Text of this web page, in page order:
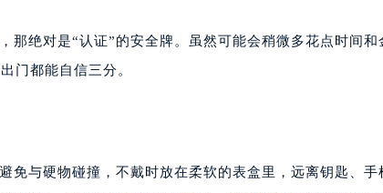
那绝对是“认证”的安全牌。虽然可能会稍微多花点时间和
门都能自信三分。
免与硬物碰撞，不戴时放在柔软的表盒里，远离钥匙、手